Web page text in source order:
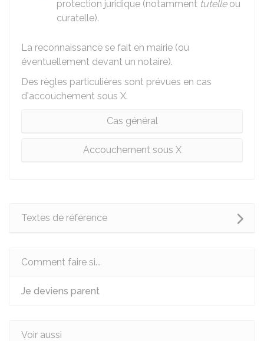
protection juridique (notamment tutelleou
curatelle).
La reconnaissance se fait en mairie (ou
éventuellement devant un notaire).
Des règles particulières sont prévues en cas
d'accouchement sous X.
Cas général
Accouchement sous X
Textes de référence
Comment faire si...
Je deviens parent
Voir aussi